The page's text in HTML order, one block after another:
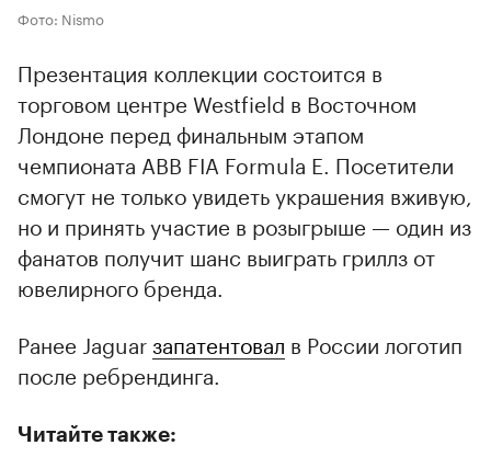
Фото: Nismo
Презентация коллекции состоится в
торговом центре Westfield в Восточном
Лондоне перед финальным этапом
чемпионата ABB FIA Formula E. Посетители
смогут не только увидеть украшения вживую,
но и принять участие в розыгрыше — один из
фанатов получит шанс выиграть гриллз от
ювелирного бренда.
Ранее Jaguarзапатентовал в России логотип
после ребрендинга.
Читайте также: